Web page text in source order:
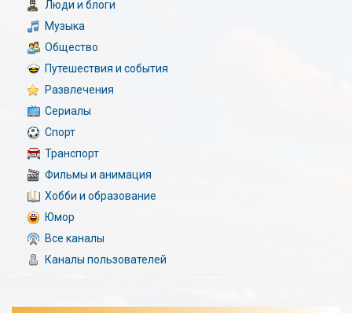
Люди и блоги
Музыка
Общество
Путешествия и события
Развлечения
Сериалы
Спорт
Транспорт
Фильмы и анимация
Хобби и образование
Юмор
Все каналы
Каналы пользователей